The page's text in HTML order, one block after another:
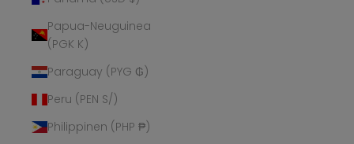
Papua-Neuguinea
(PGK K)
Paraguay (PYG ₲)
Peru (PEN S/)
Philippinen (PHP ₱)